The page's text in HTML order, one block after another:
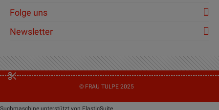
Folge uns
Newsletter
© FRAU TULPE 2025
Suchmaschine unterstützt von ElasticSuite